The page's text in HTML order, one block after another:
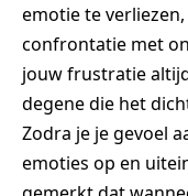
emotie te
confrontatie met
jouw frustratie
degene die het
Zodra je je gevoel
emoties op en